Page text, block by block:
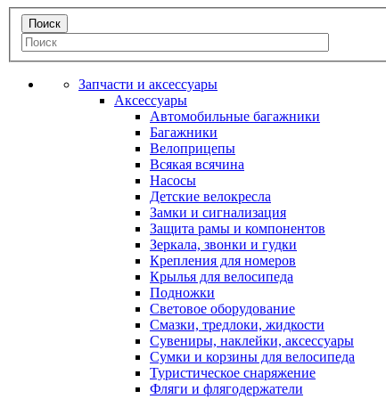
Запчасти и аксессуары
Аксессуары
Автомобильные багажники
Багажники
Велоприцепы
Всякая всячина
Насосы
Детские велокресла
Замки и сигнализация
Защита рамы и компонентов
Зеркала, звонки и гудки
Крепления для номеров
Крылья для велосипеда
Подножки
Световое оборудование
Смазки, тредлоки, жидкости
Сувениры, наклейки, аксессуары
Сумки и корзины для велосипеда
Туристическое снаряжение
Фляги и флягодержатели